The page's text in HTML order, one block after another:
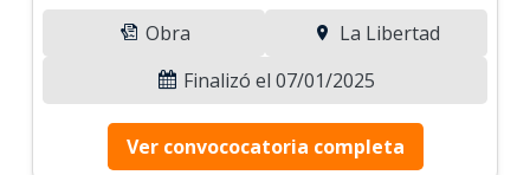
Obra
La Libertad
Finalizó el 07/01/2025
Ver convococatoria completa